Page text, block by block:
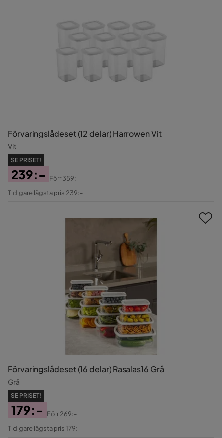
Förvaringslådeset (12 delar) Harrowen Vit
Vit
SE PRISET!
Pris
239:-
Original
Förr359:-
Tidigare lägsta pris 239:-
Förvaringslådeset (16 delar) Rasalas16 Grå
Grå
SE PRISET!
Pris
179:-
Original
Förr269:-
Tidigare lägsta pris 179:-